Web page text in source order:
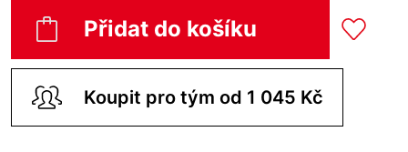
Přidat do košíku
Koupit pro tým od 1 045 Kč